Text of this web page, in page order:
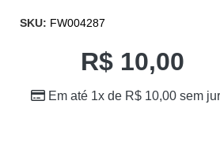
SKU: FW004287
R$ 10,00
Em até 1x de R$ 10,00 sem